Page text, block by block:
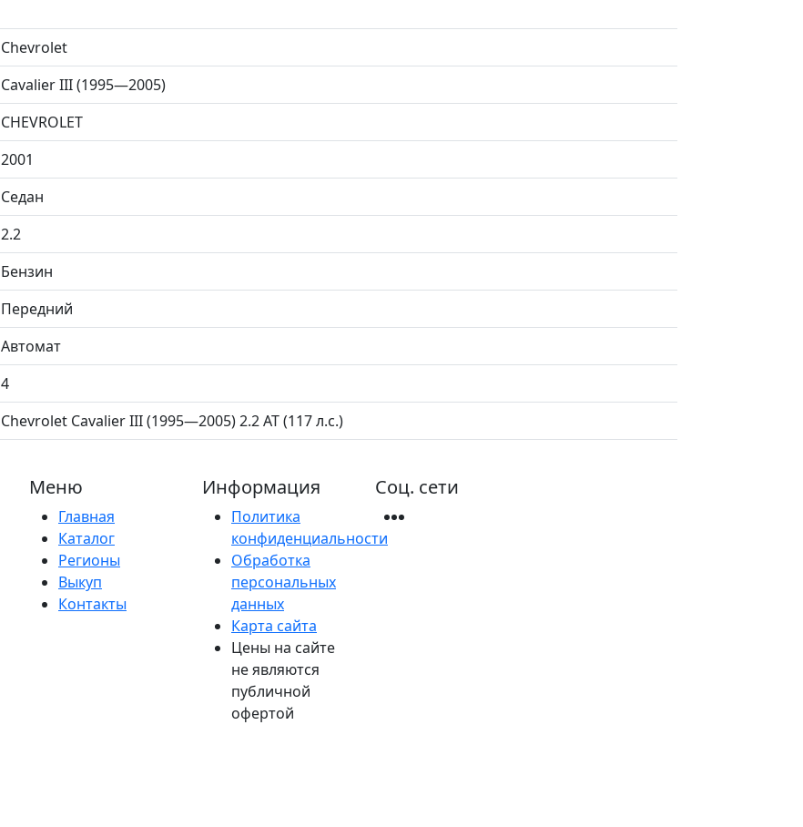
Chevrolet
Cavalier III (1995—2005)
CHEVROLET
2001
Седан
2.2
Бензин
Передний
Автомат
4
Chevrolet Cavalier III (1995—2005) 2.2 AT (117 л.с.)
Меню
Главная
Каталог
Регионы
Выкуп
Контакты
Информация
Политика
конфиденциальности
Обработка
персональных
данных
Карта сайта
Цены на сайте
не являются
публичной
офертой
Соц. сети